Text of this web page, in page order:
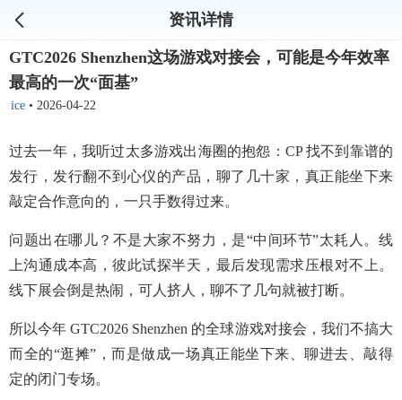
资讯详情
GTC2026 Shenzhen这场游戏对接会，可能是今年效率
最高的一次“面基”
ice • 2026-04-22
过去一年，我听过太多游戏出海圈的抱怨：CP 找不到靠谱的
发行，发行翻不到心仪的产品，聊了几十家，真正能坐下来
敲定合作意向的，一只手数得过来。
问题出在哪儿？不是大家不努力，是“中间环节”太耗人。线
上沟通成本高，彼此试探半天，最后发现需求压根对不上。
线下展会倒是热闹，可人挤人，聊不了几句就被打断。
所以今年 GTC2026 Shenzhen 的全球游戏对接会，我们不搞大
而全的“逛摊”，而是做成一场真正能坐下来、聊进去、敲得
定的闭门专场。